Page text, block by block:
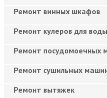
Ремонт винных шкафов
Ремонт кулеров для воды
Ремонт посудомоечных
Ремонт сушильных
Ремонт вытяжек